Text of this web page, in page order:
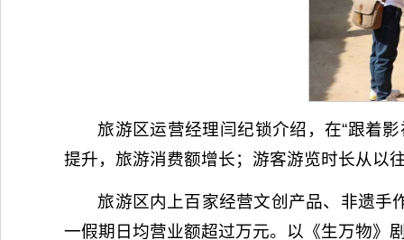
旅游区运营经理闫纪锁介绍，在“跟着
提升，旅游消费额增长；游客游览时长从以
旅游区内上百家经营文创产品、非遗手
一假期日均营业额超过万元。以《生万物》